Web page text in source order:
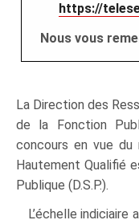
https://
Nous vous
La Direction des
de la Fonction
concours en vue du
Hautement Qualifié
Publique (D.S.P.).
L’échelle